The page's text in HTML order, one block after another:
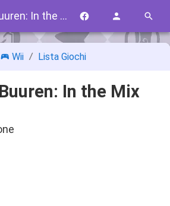
Armin van Buuren: In the Mix
Wii Lista Giochi
In the Mix